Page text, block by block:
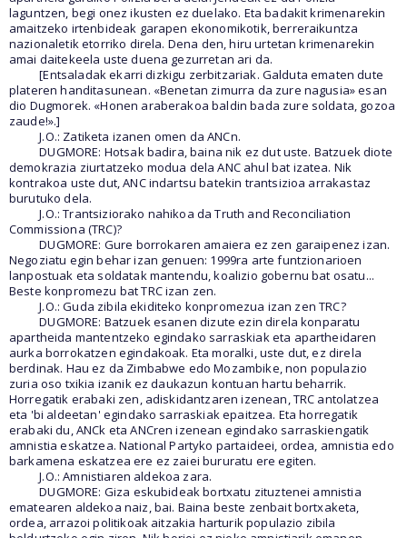
laguntzen, begi onez ikusten ez duelako. Eta badakit krimenarekin
amaitzeko irtenbideak garapen ekonomikotik, berreraikuntza
nazionaletik etorriko direla. Dena den, hiru urtetan krimenarekin
amai daitekeela uste duena gezurretan ari da.
[Entsaladak ekarri dizkigu zerbitzariak. Galduta ematen dute
plateren handitasunean. «Benetan zimurra da zure nagusia» esan
dio Dugmorek. «Honen araberakoa baldin bada zure soldata, gozoa
zaude!».]
J.O.: Zatiketa izanen omen da ANCn.
DUGMORE: Hotsak badira, baina nik ez dut uste. Batzuek diote
demokrazia ziurtatzeko modua dela ANC ahul bat izatea. Nik
kontrakoa uste dut, ANC indartsu batekin trantsizioa arrakastaz
burutuko dela.
J.O.: Trantsiziorako nahikoa da Truth and Reconciliation
Commissiona (TRC)?
DUGMORE: Gure borrokaren amaiera ez zen garaipenez izan.
Negoziatu egin behar izan genuen: 1999ra arte funtzionarioen
lanpostuak eta soldatak mantendu, koalizio gobernu bat osatu...
Beste konpromezu bat TRC izan zen.
J.O.: Guda zibila ekiditeko konpromezua izan zen TRC?
DUGMORE: Batzuek esanen dizute ezin direla konparatu
apartheida mantentzeko egindako sarraskiak eta apartheidaren
aurka borrokatzen egindakoak. Eta moralki, uste dut, ez direla
berdinak. Hau ez da Zimbabwe edo Mozambike, non populazio
zuria oso txikia izanik ez daukazun kontuan hartu beharrik.
Horregatik erabaki zen, adiskidantzaren izenean, TRC antolatzea
eta 'bi aldeetan' egindako sarraskiak epaitzea. Eta horregatik
erabaki du, ANCk eta ANCren izenean egindako sarraskiengatik
amnistia eskatzea. National Partyko partaideei, ordea, amnistia edo
barkamena eskatzea ere ez zaiei bururatu ere egiten.
J.O.: Amnistiaren aldekoa zara.
DUGMORE: Giza eskubideak bortxatu zituztenei amnistia
ematearen aldekoa naiz, bai. Baina beste zenbait bortxaketa,
ordea, arrazoi politikoak aitzakia harturik populazio zibila